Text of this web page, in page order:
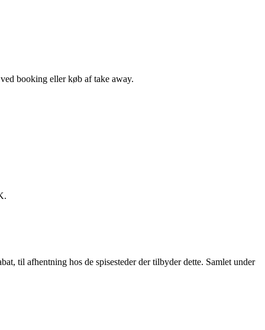
booking eller køb af take away.
til afhentning hos de spisesteder der tilbyder dette. Samlet under